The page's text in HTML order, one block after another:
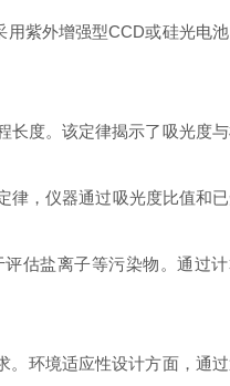
紫外增强型CCD或硅光电
长度。该定律揭示了吸光度
，仪器通过吸光度比值和
估盐离子等污染物。通过
环境适应性设计方面，通